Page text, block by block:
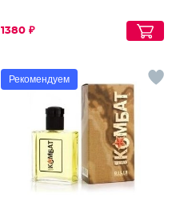
1380 ₽
Рекомендуем